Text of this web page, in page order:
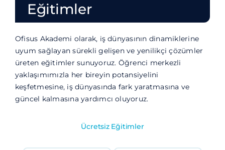
Eğitimler
Ofisus Akademi olarak, iş dünyasının dinamiklerine
uyum sağlayan sürekli gelişen ve yenilikçi çözümler
üreten eğitimler sunuyoruz. Öğrenci merkezli
yaklaşımımızla her bireyin potansiyelini
keşfetmesine, iş dünyasında fark yaratmasına ve
güncel kalmasına yardımcı oluyoruz.
Ücretsiz Eğitimler